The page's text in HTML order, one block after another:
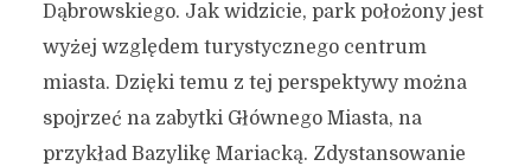
Dąbrowskiego. Jak widzicie, park położony jest
wyżej względem turystycznego centrum
miasta. Dzięki temu z tej perspektywy można
spojrzeć na zabytki Głównego Miasta, na
przykład Bazylikę Mariacką. Zdystansowanie